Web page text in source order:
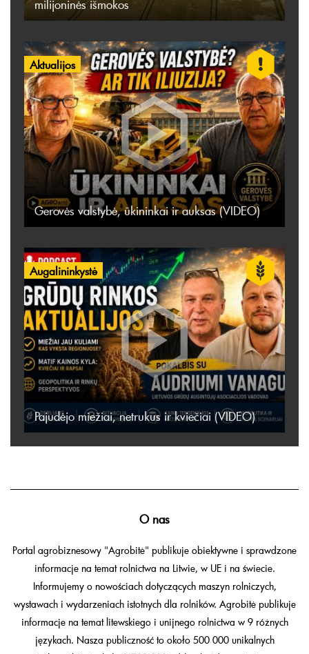
milijoninės išmokos
Aktualijos
Gerovės valstybė, ūkininkai ir auksas (VIDEO)
Augalininkystė
Pajudėjo miežiai, netrukus ir kviečiai (VIDEO)
O nas
Portal agrobiznesowy "Agrobitė" publikuje obiektywne i sprawdzone
informacje na temat rolnictwa na Litwie, w UE i na świecie.
Informujemy o nowościach dotyczących maszyn rolniczych,
wystawach i wydarzeniach istotnych dla rolników. Agrobitė publikuje
informacje na temat litewskiego i unijnego rolnictwa w 9 różnych
językach. Nasza publiczność to około 500 000 unikalnych